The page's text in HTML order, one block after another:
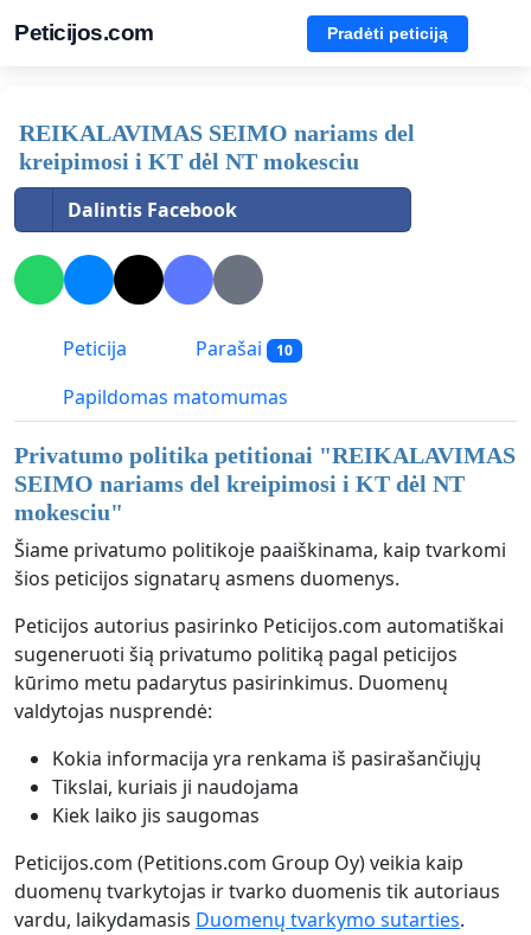
Peticijos.com Pradėti peticiją
REIKALAVIMAS SEIMO nariams del
kreipimosi i KT dėl NT mokesciu
Dalintis Facebook
Peticija Parašai 10
Papildomas matomumas
Privatumo politika petitionai "REIKALAVIMAS
SEIMO nariams del kreipimosi i KT dėl NT
mokesciu"
Šiame privatumo politikoje paaiškinama, kaip tvarkomi
šios peticijos signatarų asmens duomenys.
Peticijos autorius pasirinko Peticijos.com automatiškai
sugeneruoti šią privatumo politiką pagal peticijos
kūrimo metu padarytus pasirinkimus. Duomenų
valdytojas nusprendė:
Kokia informacija yra renkama iš pasirašančiųjų
Tikslai, kuriais ji naudojama
Kiek laiko jis saugomas
Peticijos.com (Petitions.com Group Oy) veikia kaip
duomenų tvarkytojas ir tvarko duomenis tik autoriaus
vardu, laikydamasis Duomenų tvarkymo sutarties.